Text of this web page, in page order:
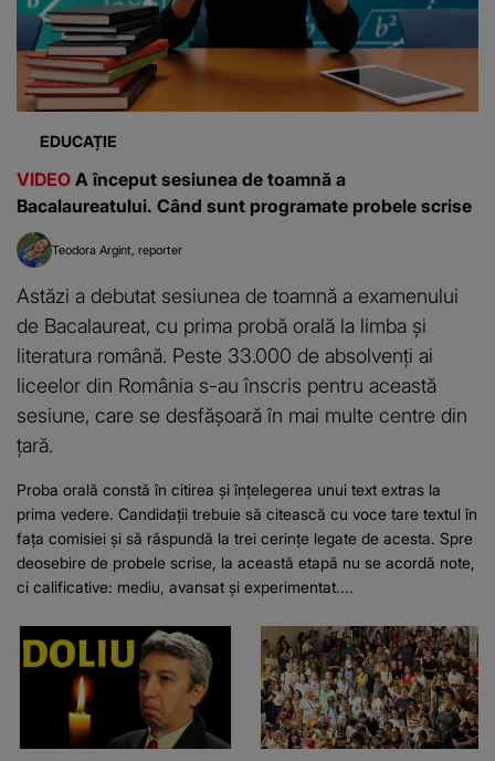
EDUCAȚIE
VIDEO A început sesiunea de toamnă a
Bacalaureatului. Când sunt programate probele scrise
Teodora Argint reporter
Astăzi a debutat sesiunea de toamnă a examenului
de Bacalaureat, cu prima probă orală la limba și
literatura română. Peste 33.000 de absolvenți ai
liceelor din România s-au înscris pentru această
sesiune, care se desfășoară în mai multe centre din
țară.
Proba orală constă în citirea și înțelegerea unui text extras la
prima vedere. Candidații trebuie să citească cu voce tare textul în
fața comisiei și să răspundă la trei cerințe legate de acesta. Spre
deosebire de probele scrise, la această etapă nu se acordă note,
ci calificative: mediu, avansat și experimentat....